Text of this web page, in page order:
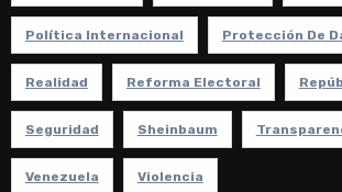
Política Internacional Protección De
Realidad Reforma Electoral
Seguridad Sheinbaum
Venezuela Violencia